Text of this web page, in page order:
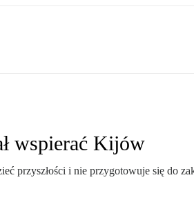
wspierać Kijów
przyszłości i nie przygotowuje się do